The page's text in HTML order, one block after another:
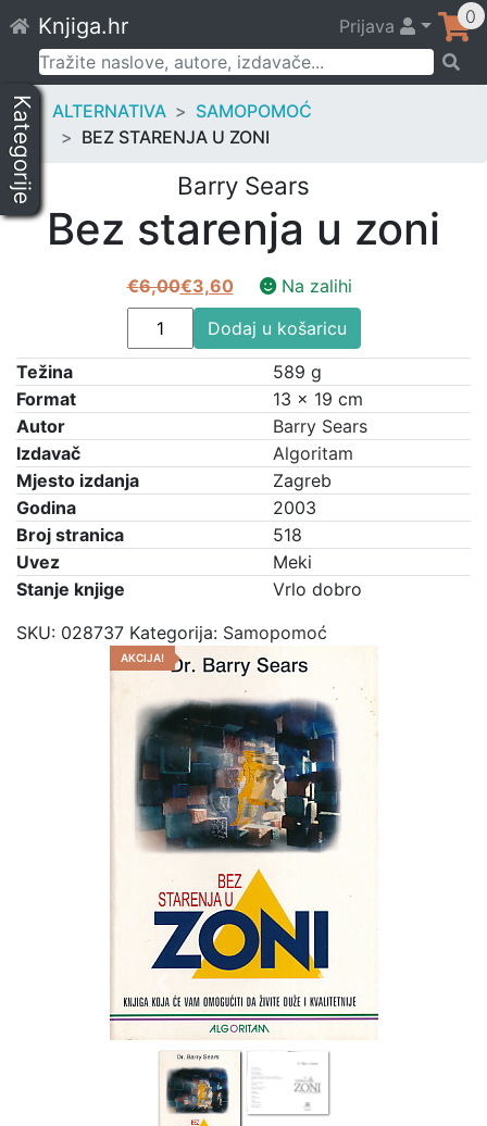
to
content
Knjiga.hr Prijava 0
Pretraži:
Kategorije ALTERNATIVA
SAMOPOMOĆ
BEZ STARENJA U ZONI
Barry Sears
Bez starenja u zoni
€6,00
Izvorna
cijena
bila
€3,60
Trenutna
cijena
je:
Na zalihi
starenja
Dodaj u košaricu
Težina
589 g
Format
13 × 19 cm
Autor
Barry Sears
Izdavač
Algoritam
Mjesto izdanja
Zagreb
Godina
2003
Broj stranica
518
Uvez
Meki
Stanje knjige
Vrlo dobro
SKU: 028737 Kategorija: Samopomoć
AKCIJA!
Previous Next